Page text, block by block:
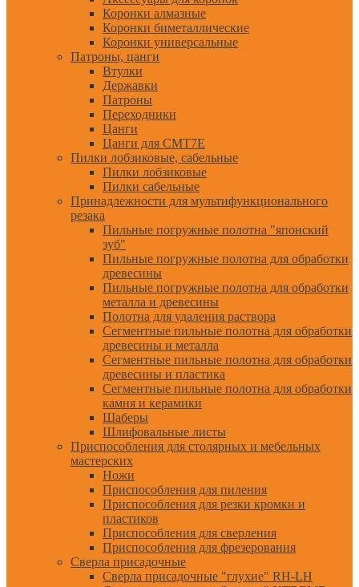
Коронки алмазные
Коронки биметаллические
Коронки универсальные
Патроны, цанги
Втулки
Державки
Патроны
Переходники
Цанги
Цанги для CMT7E
Пилки лобзиковые, сабельные
Пилки лобзиковые
Пилки сабельные
Принадлежности для мультифункционального
резака
Пильные погружные полотна "японский
зуб"
Пильные погружные полотна для обработки
древесины
Пильные погружные полотна для обработки
металла и древесины
Полотна для удаления раствора
Сегментные пильные полотна для обработки
древесины и металла
Сегментные пильные полотна для обработки
древесины и пластика
Сегментные пильные полотна для обработки
камня и керамики
Шаберы
Шлифовальные листы
Приспособления для столярных и мебельных
мастерских
Ножи
Приспособления для пиления
Приспособления для резки кромки и
пластиков
Приспособления для сверления
Приспособления для фрезерования
Сверла присадочные
Сверла присадочные "глухие" RH-LH